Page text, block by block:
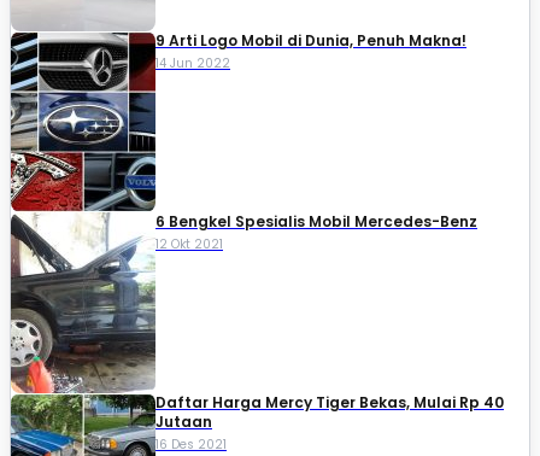
9 Arti Logo Mobil di Dunia, Penuh Makna!
14 Jun 2022
6 Bengkel Spesialis Mobil Mercedes-Benz
12 Okt 2021
Daftar Harga Mercy Tiger Bekas, Mulai Rp 40
Jutaan
16 Des 2021